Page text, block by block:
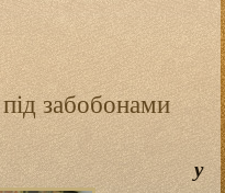
забобонами
у